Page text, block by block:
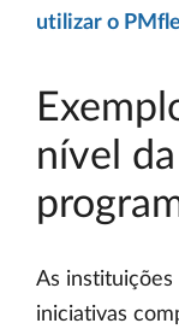
utilizar o
nível
As
iniciativas